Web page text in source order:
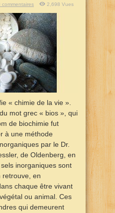
commentaires 2,698 Vues
« chimie de la vie ».
mot grec « bios », qui
de biochimie fut
à une méthode
par le Dr.
de Oldenberg, en
inorganiques sont
retrouve, en
chaque être vivant
ou animal. Ces
qui demeurent